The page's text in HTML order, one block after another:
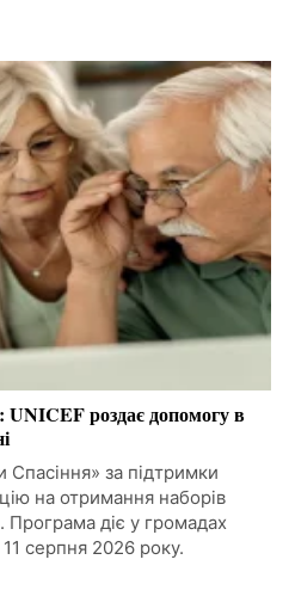
UNICEF роздає допомогу в
за підтримки
на отримання наборів
Програма діє у громадах
11 серпня 2026 року.